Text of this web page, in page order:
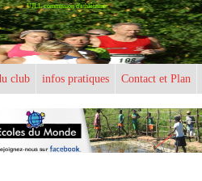
UJLL commission d'athlétisme
club infos pratiques Contact et Plan